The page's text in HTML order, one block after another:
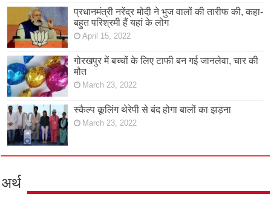
प्रधानमंत्री नरेंद्र मोदी ने भुज वालों की तारीफ की, कहा-
बहुत परिश्रमी हैं यहां के लोग
April 15, 2022
गोरखपुर में बच्चों के लिए टाफी बन गई जानलेवा, चार की
मौत
March 23, 2022
स्कैल्प कूलिंग थेरेपी से बंद होगा बालों का झड़ना
March 23, 2022
अर्थ